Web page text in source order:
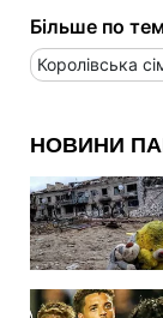
Більше по
Королівська